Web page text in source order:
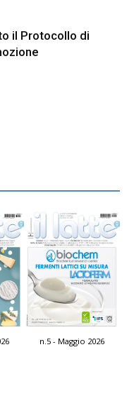
il Protocollo di
n.5 - Maggio 2026